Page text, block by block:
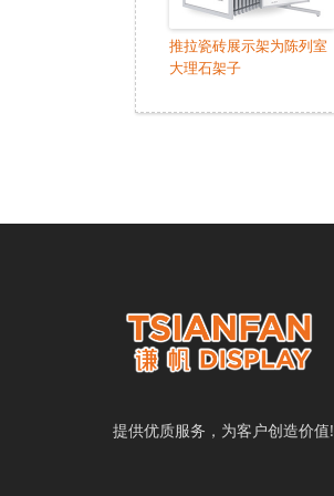
推拉瓷砖展示架为陈列室
大理石架子
提供优质服务，为客户创造价值!